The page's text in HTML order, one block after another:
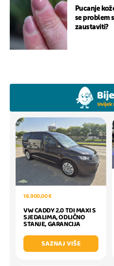
Pucanje
se problem
zaustaviti?
16.900,00 €
VW CADDY 2.0 TDI MAXI S
SJEDALIMA, ODLIČNO
STANJE, GARANCIJA
SAZNAJ VIŠE